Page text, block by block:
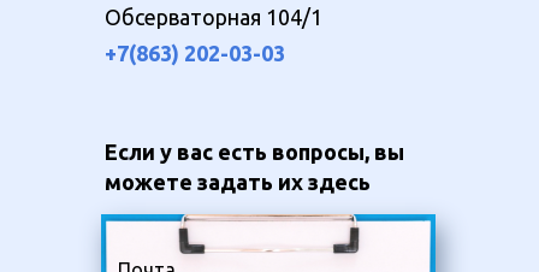
Если у вас есть вопросы, вы
можете задать их здесь
Обсерваторная 104/1
+7(863) 202-03-03